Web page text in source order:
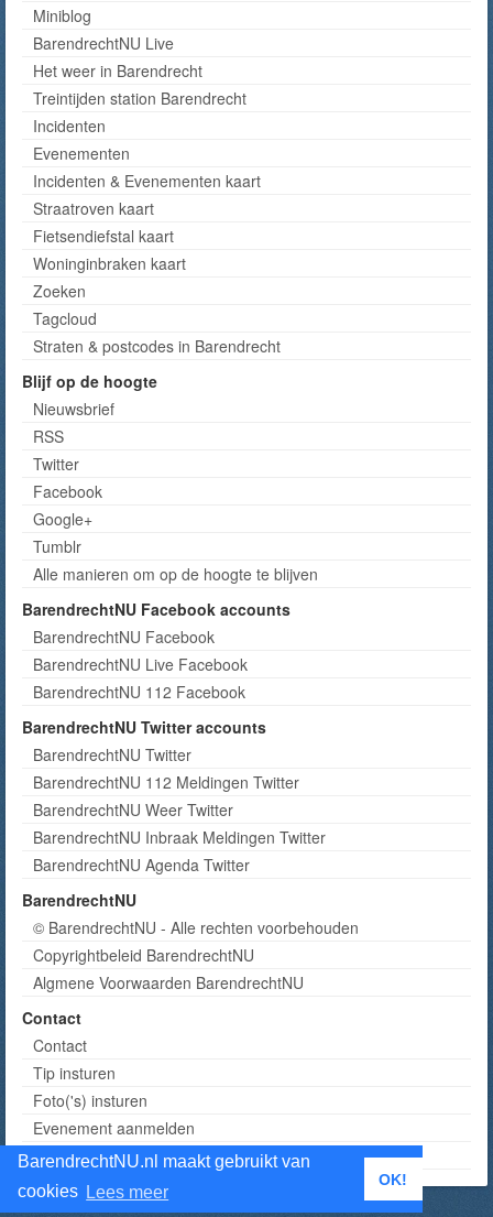
BarendrechtNU.nl maakt gebruikt van
cookies Lees meer
OK!
Miniblog
BarendrechtNU Live
Het weer in Barendrecht
Treintijden station Barendrecht
Incidenten
Evenementen
Incidenten & Evenementen kaart
Straatroven kaart
Fietsendiefstal kaart
Woninginbraken kaart
Zoeken
Tagcloud
Straten & postcodes in Barendrecht
Blijf op de hoogte
Nieuwsbrief
RSS
Twitter
Facebook
Google+
Tumblr
Alle manieren om op de hoogte te blijven
BarendrechtNU Facebook accounts
BarendrechtNU Facebook
BarendrechtNU Live Facebook
BarendrechtNU 112 Facebook
BarendrechtNU Twitter accounts
BarendrechtNU Twitter
BarendrechtNU 112 Meldingen Twitter
BarendrechtNU Weer Twitter
BarendrechtNU Inbraak Meldingen Twitter
BarendrechtNU Agenda Twitter
BarendrechtNU
© BarendrechtNU - Alle rechten voorbehouden
Copyrightbeleid BarendrechtNU
Algmene Voorwaarden BarendrechtNU
Contact
Contact
Tip insturen
Foto('s) insturen
Evenement aanmelden
Informatie aanvragen adverteren